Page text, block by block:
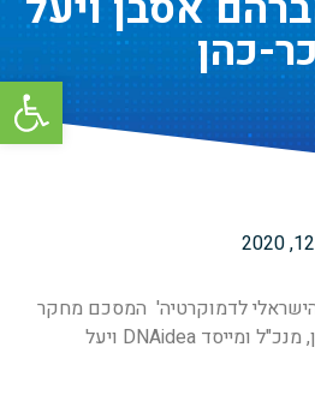
פתח
כהן
לדמוקרטיה' המסכם מחקר
מדיניות של אברהם אסבן, מנכ"ל ומייסד DNAidea ויעל